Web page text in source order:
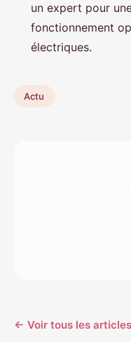
un expert pour
fonctionnement
électriques.
Actu
← Voir tous les